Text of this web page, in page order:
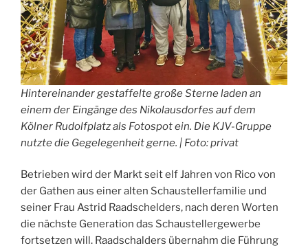
Hintereinander gestaffelte große Sterne laden an
einem der Eingänge des Nikolausdorfes auf dem
Kölner Rudolfplatz als Fotospot ein. Die KJV-Gruppe
nutzte die Gegelegenheit gerne. | Foto: privat
Betrieben wird der Markt seit elf Jahren von Rico von
der Gathen aus einer alten Schaustellerfamilie und
seiner Frau Astrid Raadschelders, nach deren Worten
die nächste Generation das Schaustellergewerbe
fortsetzen will. Raadschalders übernahm die Führung